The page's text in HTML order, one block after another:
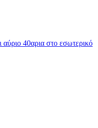
αύριο 40αρια στο εσωτερικό